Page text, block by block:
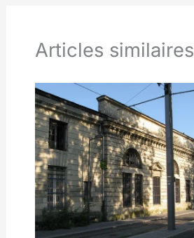
Articles similaires